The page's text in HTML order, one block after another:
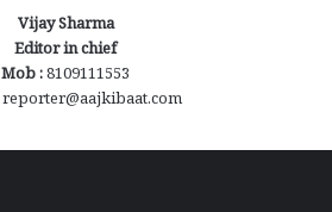
Vijay Sharma
Editor in chief
Mob :8109111553
reporter@aajkibaat.com